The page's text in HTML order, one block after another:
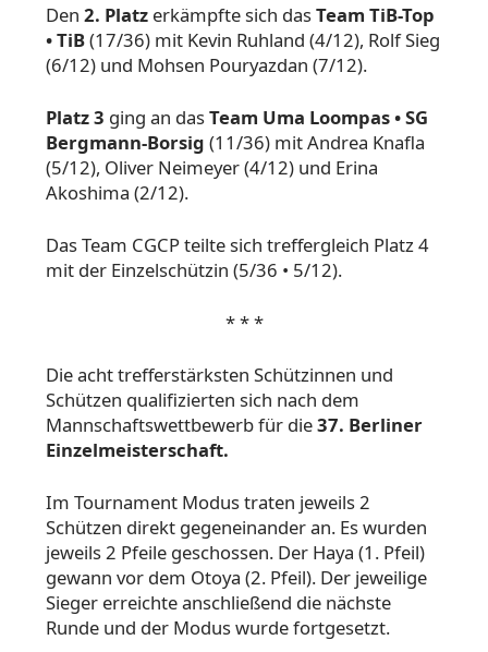
Den 2. Platz erkämpfte sich dasTeam TiB-Top
• TiB(17/36) mit Kevin Ruhland (4/12), Rolf Sieg
(6/12) und Mohsen Pouryazdan (7/12).
Platz 3 ging an dasTeam Uma Loompas • SG
Bergmann-Borsig (11/36) mit Andrea Knafla
(5/12), Oliver Neimeyer (4/12) und Erina
Akoshima (2/12).
Das Team CGCP teilte sich treffergleich Platz 4
mit der Einzelschützin (5/36 • 5/12).
* * *
Die acht trefferstärksten Schützinnen und
Schützen qualifizierten sich nach dem
Mannschaftswettbewerb für die37. Berliner
Einzelmeisterschaft.
Im Tournament Modus traten jeweils 2
Schützen direkt gegeneinander an. Es wurden
jeweils 2 Pfeile geschossen. Der Haya (1. Pfeil)
gewann vor dem Otoya (2. Pfeil). Der jeweilige
Sieger erreichte anschließend die nächste
Runde und der Modus wurde fortgesetzt.